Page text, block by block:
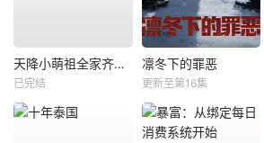
天降小萌祖全家齐齐宠
已完结
凛冬下的罪恶
更新至第16集